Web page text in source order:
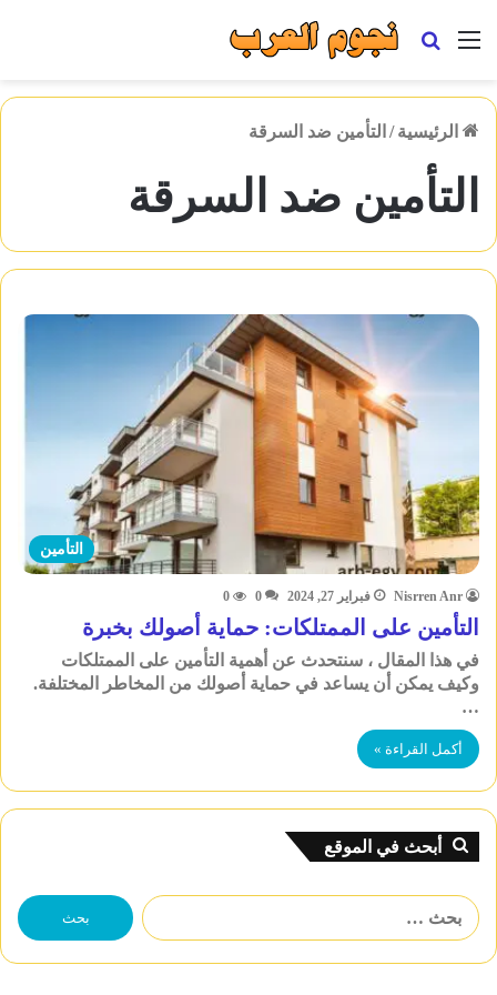
القائمة بحث
الرئيسية / التأمين ضد السرقة
التأمين ضد السرقة
التأمين
Nisrren Anr فبراير 27, 2024 0
0
التأمين على الممتلكات: حماية أصولك بخبرة
في هذا المقال ، سنتحدث عن أهمية التأمين على الممتلكات
وكيف يمكن أن يساعد في حماية أصولك من المخاطر المختلفة.
…
أكمل القراءة »
أبحث في الموقع
البحث
عن: